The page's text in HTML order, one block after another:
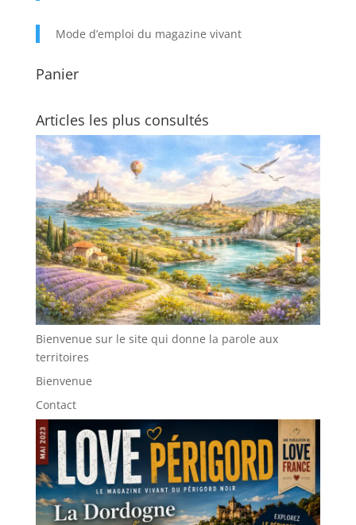
Mode d’emploi du magazine vivant
Panier
Articles les plus consultés
Bienvenue sur le site qui donne la parole aux
territoires
Bienvenue
Contact